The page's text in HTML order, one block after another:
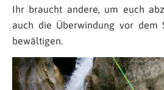
Ihr braucht andere, um euch
auch die Überwindung vor dem
bewältigen.